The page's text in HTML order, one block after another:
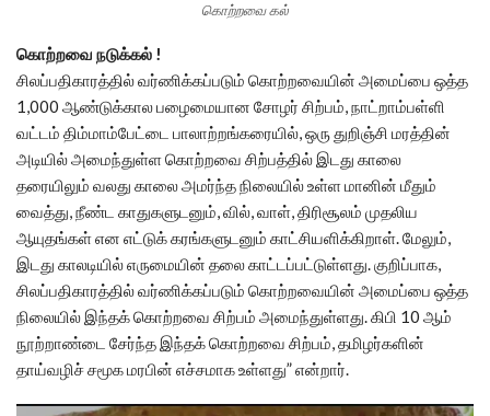
கொற்றவை கல்
கொற்றவை நடுக்கல் !
சிலப்பதிகாரத்தில் வர்ணிக்கப்படும் கொற்றவையின் அமைப்பை ஒத்த
1,000 ஆண்டுக்கால பழைமையான சோழர் சிற்பம், நாட்றாம்பள்ளி
வட்டம் திம்மாம்பேட்டை பாலாற்றங்கரையில், ஒரு துறிஞ்சி மரத்தின்
அடியில் அமைந்துள்ள கொற்றவை சிற்பத்தில் இடது காலை
தரையிலும் வலது காலை அமர்ந்த நிலையில் உள்ள மானின் மீதும்
வைத்து, நீண்ட காதுகளுடனும், வில், வாள், திரிசூலம் முதலிய
ஆயுதங்கள் என எட்டுக் கரங்களுடனும் காட்சியளிக்கிறாள். மேலும்,
இடது காலடியில் எருமையின் தலை காட்டப்பட்டுள்ளது. குறிப்பாக,
சிலப்பதிகாரத்தில் வர்ணிக்கப்படும் கொற்றவையின் அமைப்பை ஒத்த
நிலையில் இந்தக் கொற்றவை சிற்பம் அமைந்துள்ளது. கிபி 10 ஆம்
நூற்றாண்டை சேர்ந்த இந்தக் கொற்றவை சிற்பம், தமிழர்களின்
தாய்வழிச் சமூக மரபின் எச்சமாக உள்ளது” என்றார்.